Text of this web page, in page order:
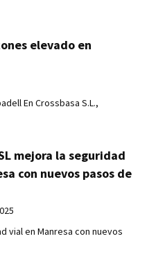
elevado en
En Crossbasa S.L.,
SL mejora la seguridad
con nuevos pasos de
vial en Manresa con nuevos